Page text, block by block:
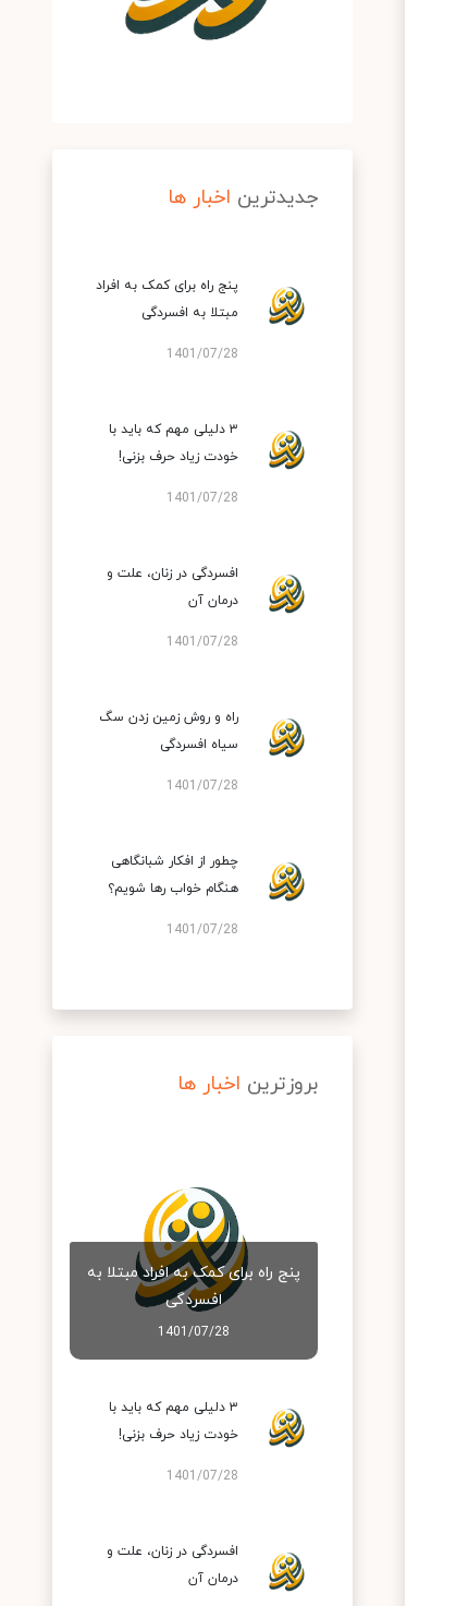
جدیدترین اخبار ها
پنج راه برای کمک به افراد
مبتلا به افسردگی
1401/07/28
۳ دلیلی مهم که باید با
خودت زیاد حرف بزنی!
1401/07/28
افسردگی در زنان، علت و
درمان آن
1401/07/28
راه و روش زمین زدن سگ
سیاه افسردگی
1401/07/28
چطور از افکار شبانگاهی
هنگام خواب رها شویم؟
1401/07/28
بروزترین اخبار ها
پنج راه برای کمک به افراد مبتلا به
افسردگی
1401/07/28
۳ دلیلی مهم که باید با
خودت زیاد حرف بزنی!
1401/07/28
افسردگی در زنان، علت و
درمان آن